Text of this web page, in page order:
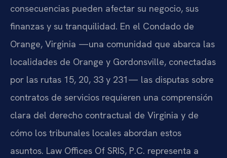
consecuencias pueden afectar su negocio, sus
finanzas y su tranquilidad. En el Condado de
Orange, Virginia —una comunidad que abarca las
localidades de Orange y Gordonsville, conectadas
por las rutas 15, 20, 33 y 231— las disputas sobre
contratos de servicios requieren una comprensión
clara del derecho contractual de Virginia y de
cómo los tribunales locales abordan estos
asuntos. Law Offices Of SRIS, P.C. representa a